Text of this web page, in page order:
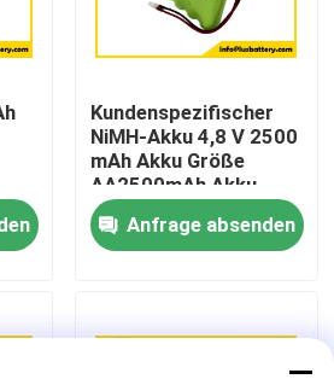
in Verbindung
Kundenspezifischer
NiMH-Akku 4,8 V 2500
mAh Akku Größe
AA2500mAh Akku
OEM
Anfrage absenden